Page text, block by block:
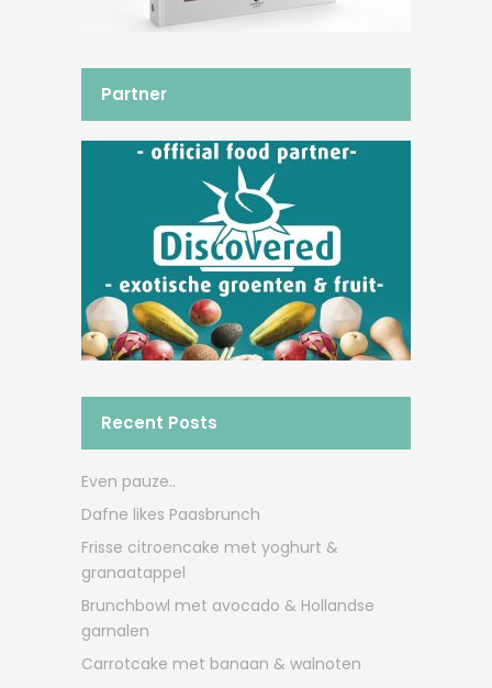
Partner
Recent Posts
Even pauze..
Dafne likes Paasbrunch
Frisse citroencake met yoghurt &
granaatappel
Brunchbowl met avocado & Hollandse
garnalen
Carrotcake met banaan & walnoten